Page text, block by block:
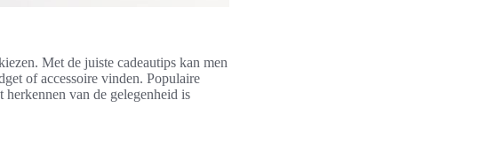
Met de juiste cadeautips kan men
of accessoire vinden. Populaire
van de gelegenheid is